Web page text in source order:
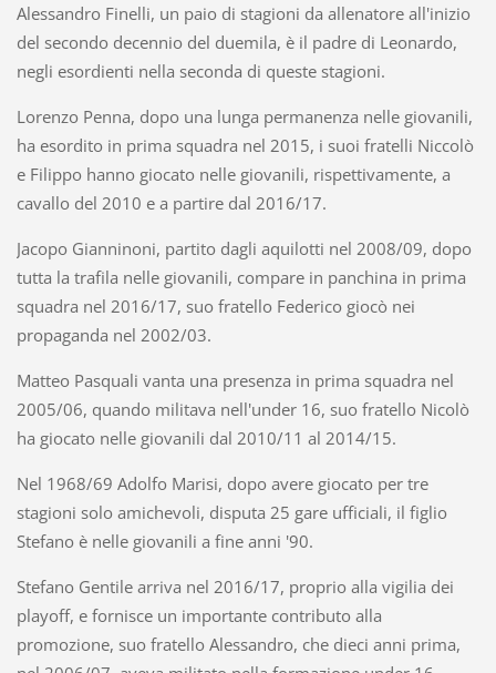
Alessandro Finelli, un paio di stagioni da allenatore all'inizio
del secondo decennio del duemila, è il padre di Leonardo,
negli esordienti nella seconda di queste stagioni.
Lorenzo Penna, dopo una lunga permanenza nelle giovanili,
ha esordito in prima squadra nel 2015, i suoi fratelli Niccolò
e Filippo hanno giocato nelle giovanili, rispettivamente, a
cavallo del 2010 e a partire dal 2016/17.
Jacopo Gianninoni, partito dagli aquilotti nel 2008/09, dopo
tutta la trafila nelle giovanili, compare in panchina in prima
squadra nel 2016/17, suo fratello Federico giocò nei
propaganda nel 2002/03.
Matteo Pasquali vanta una presenza in prima squadra nel
2005/06, quando militava nell'under 16, suo fratello Nicolò
ha giocato nelle giovanili dal 2010/11 al 2014/15.
Nel 1968/69 Adolfo Marisi, dopo avere giocato per tre
stagioni solo amichevoli, disputa 25 gare ufficiali, il figlio
Stefano è nelle giovanili a fine anni '90.
Stefano Gentile arriva nel 2016/17, proprio alla vigilia dei
playoff, e fornisce un importante contributo alla
promozione, suo fratello Alessandro, che dieci anni prima,